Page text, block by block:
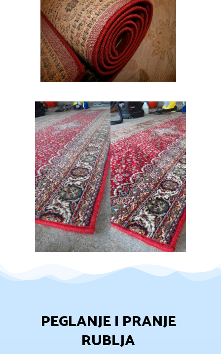
PEGLANJE I PRANJE
RUBLJA